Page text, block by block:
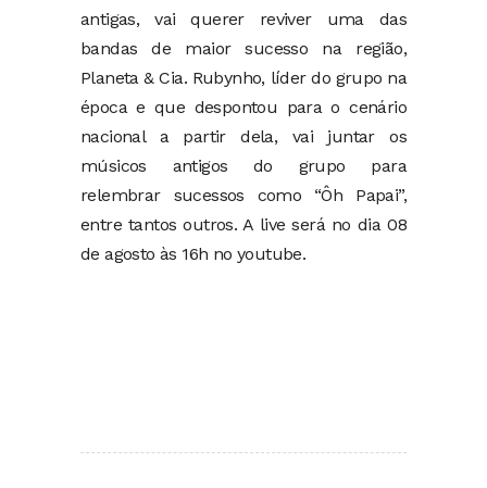
antigas, vai querer reviver uma das
bandas de maior sucesso na região,
Planeta & Cia. Rubynho, líder do grupo na
época e que despontou para o cenário
nacional a partir dela, vai juntar os
músicos antigos do grupo para
relembrar sucessos como “Ôh Papai”,
entre tantos outros. A live será no dia 08
de agosto às 16h no youtube.